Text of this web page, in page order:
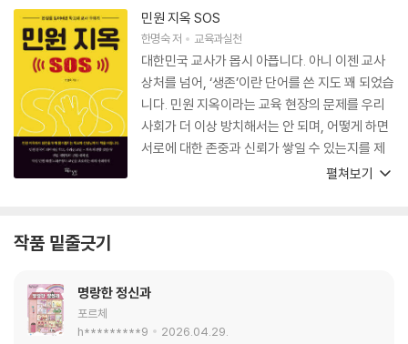
새, 그 냄새에 대해 조금만 더 알고 조금만 더 신경
쓰면 내 삶의 행복지수도 높아질 수 있다. 향과 관
련된 소소한 행복을 찾게 만든 고마운 책이다.
민원 지옥 SOS
한명숙저 교육과실천
대한민국 교사가 몹시 아픕니다. 아니 이젠 교사
상처를 넘어, ‘생존’이란 단어를 쓴 지도 꽤 되었습
니다. 민원 지옥이라는 교육 현장의 문제를 우리
사회가 더 이상 방치해서는 안 되며, 어떻게 하면
서로에 대한 존중과 신뢰가 쌓일 수 있는지를 제
안하고 있습니다. 또한 해외에서는 어떻게 교권을
펼쳐보기
작품 밑줄긋기
명랑한 정신과
포르체
h*********9
2026.04.29.